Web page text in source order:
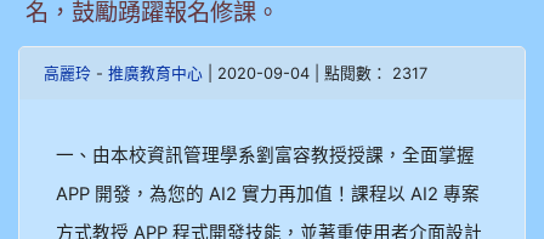
名，鼓勵踴躍報名修課。
高麗玲 - 推廣教育中心 | 2020-09-04 | 點閱數： 2317
一、由本校資訊管理學系劉富容教授授課，全面掌握
APP 開發，為您的 AI2 實力再加值！課程以 AI2 專案
方式教授 APP 程式開發技能，並著重使用者介面設計